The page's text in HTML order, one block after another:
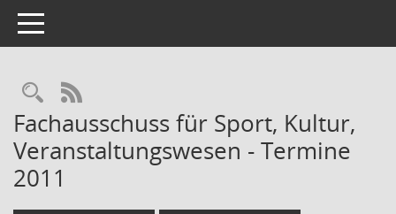
Toggle navigation
Rechercheauswahl
RSS-Feed
Fachausschuss für Sport, Kultur,
Veranstaltungswesen - Termine
2011